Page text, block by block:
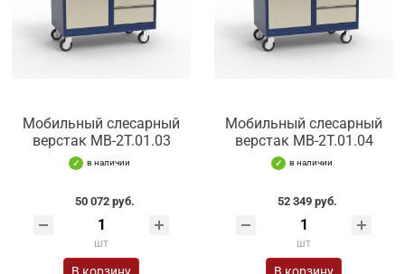
Мобильный слесарный
верстак МВ-2Т.01.03
в наличии
50 072 руб.
шт
Мобильный слесарный
верстак МВ-2Т.01.04
в наличии
52 349 руб.
шт